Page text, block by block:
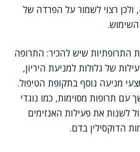
ולכן רצוי לשמור על הפרדה של
השימוש.
התרופתיות שיש להכיר: התרופה
של גלולות למניעת היריון,
מניעה נוסף בתקופת הטיפול.
עם תרופות מסוימות, כמו נוגדי
לשנות את פעילות האנזימים
הדוקסילין בדם.